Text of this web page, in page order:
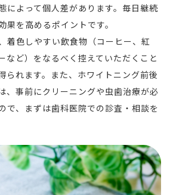
によって個人差があります。毎日継続
果を高めるポイントです。
着色しやすい飲食物（コーヒー、紅
など）をなるべく控えていただくこと
られます。また、ホワイトニング前後
、事前にクリーニングや虫歯治療が必
で、まずは歯科医院での診査・相談を